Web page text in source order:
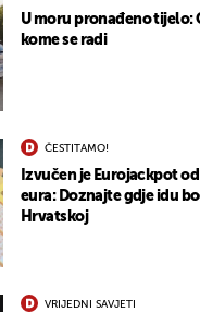
U moru pronađeno tijelo:
kome se radi
ČESTITAMO!
Izvučen je Eurojackpot
eura: Doznajte gdje idu
Hrvatskoj
VRIJEDNI SAVJETI